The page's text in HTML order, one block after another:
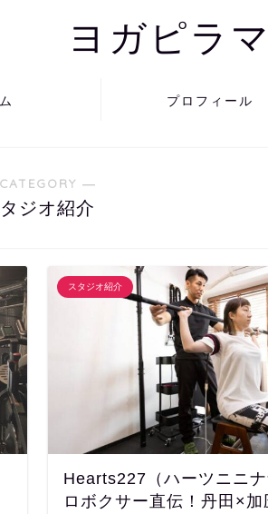
ヨガピラ
プロフィール
―
ジオ紹介
スタジオ紹介
Hearts227（ハーツニニ
ロボクサー直伝！丹田×